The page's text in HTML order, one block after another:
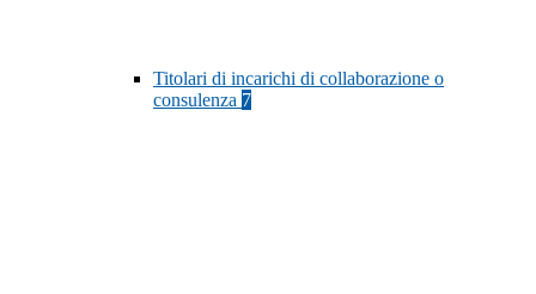
Titolari di incarichi di collaborazione o
consulenza 7